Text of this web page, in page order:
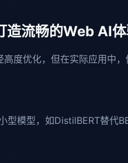
造流畅的Web AI
高度优化，但在实际应用中
型模型，如DistilBERT替代